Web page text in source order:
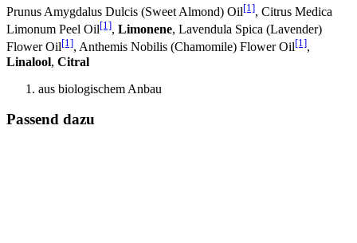
Prunus Amygdalus Dulcis (Sweet Almond) Oil[1], Citrus Medica
Limonum Peel Oil[1], Limonene, Lavendula Spica (Lavender)
Flower Oil[1], Anthemis Nobilis (Chamomile) Flower Oil[1],
Linalool, Citral
aus biologischem Anbau
Passend dazu